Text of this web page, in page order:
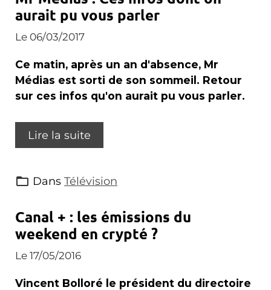
aurait pu vous parler
Le 06/03/2017
Ce matin, après un an d'absence, Mr
Médias est sorti de son sommeil. Retour
sur ces infos qu'on aurait pu vous parler.
Lire la suite
Dans Télévision
Canal + : les émissions du
weekend en crypté ?
Le 17/05/2016
Vincent Bolloré le président du directoire